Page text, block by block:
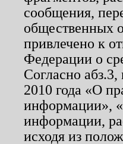
сообщения,
общественных
привлечено к
Федерации о
Согласно
2010 года «О
информации»,
информации,
исходя из